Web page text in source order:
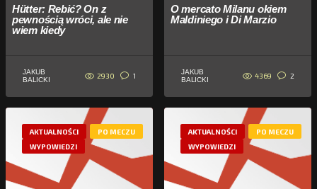
Hütter: Rebić? On z
pewnością wróci, ale nie
wiem kiedy
JAKUB
BALICKI
2930 1
O mercato Milanu okiem
Maldiniego i Di Marzio
JAKUB
BALICKI
4369 2
AKTUALNOŚCI
PO MECZU
WYPOWIEDZI
AKTUALNOŚCI
PO MECZU
WYPOWIEDZI